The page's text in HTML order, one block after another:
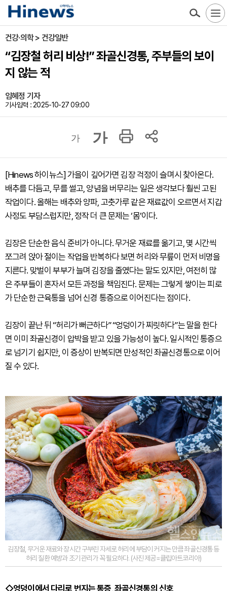
건강·의학 > 건강일반
“김장철 허리 비상!” 좌골신경통, 주부들의 보이
지 않는 적
임혜정 기자
기사입력 : 2025-10-27 09:00
가 가
[Hinews 하이뉴스] 가을이 깊어가면 김장 걱정이 슬며시 찾아온다.
배추를 다듬고, 무를 썰고, 양념을 버무리는 일은 생각보다 훨씬 고된
작업이다. 올해는 배추와 양파, 고춧가루 같은 재료값이 오르면서 지갑
사정도 부담스럽지만, 정작 더 큰 문제는 ‘몸’이다.
김장은 단순한 음식 준비가 아니다. 무거운 재료를 옮기고, 몇 시간씩
쪼그려 앉아 절이는 작업을 반복하다 보면 허리와 무릎이 먼저 비명을
지른다. 맞벌이 부부가 늘며 김장을 줄였다는 말도 있지만, 여전히 많
은 주부들이 혼자서 모든 과정을 책임진다. 문제는 그렇게 쌓이는 피로
가 단순한 근육통을 넘어 신경 통증으로 이어진다는 점이다.
김장이 끝난 뒤 “허리가 뻐근하다” “엉덩이가 찌릿하다”는 말을 한다
면 이미 좌골신경이 압박을 받고 있을 가능성이 높다. 일시적인 통증으
로 넘기기 쉽지만, 이 증상이 반복되면 만성적인 좌골신경통으로 이어
질 수 있다.
김장철, 무거운 재료와 장시간 구부린 자세로 허리에 부담이 커지는 만큼 좌골신경통 등
허리 질환 예방과 조기 관리가 꼭 필요하다. (사진 제공=클립아트코리아)
◇엉덩이에서 다리로 번지는 통증, 좌골신경통의 신호